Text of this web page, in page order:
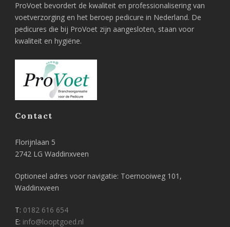
ProVoet bevordert de kwaliteit en professionalisering van
voetverzorging en het beroep pedicure in Nederland. De
pedicures die bij ProVoet zijn aangesloten, staan voor
kwaliteit en hygiëne.
Contact
Florijnlaan 5
2742 LG Waddinxveen
Optioneel adres voor navigatie: Toernooiweg 101,
Waddinxveen
T: 0182 616 654
E: info@looptgoed.nl